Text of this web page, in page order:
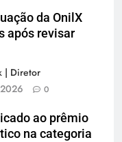
da OnilX
após revisar
| Diretor
0
ao prêmio
na categoria